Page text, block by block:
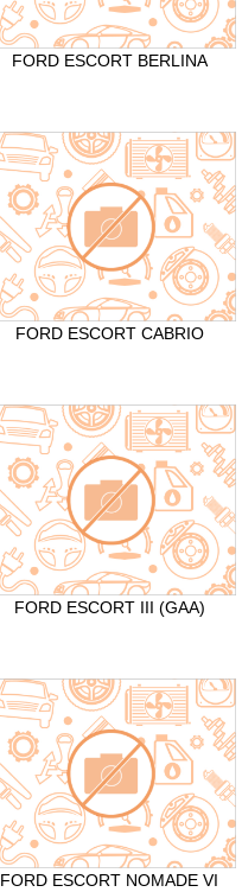
FORD ESCORT BERLINA
FORD ESCORT CABRIO
FORD ESCORT III (GAA)
FORD ESCORT NOMADE VI